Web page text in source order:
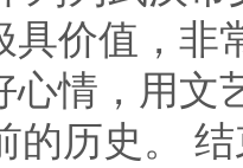
具价值，非
心情，用文
的历史。